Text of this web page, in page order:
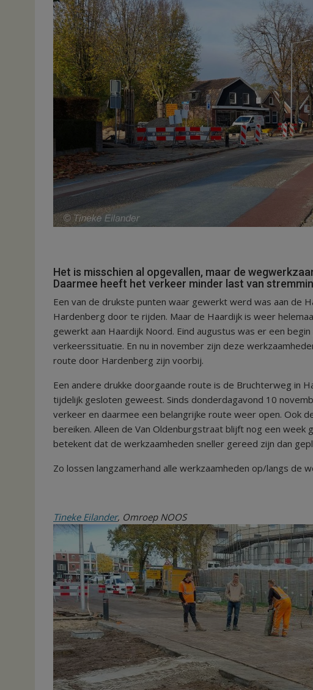
Het is misschien al opgevallen, maar de
Daarmee heeft het verkeer minder last van
Een van de drukste punten waar gewerkt werd was aan de
Hardenberg door te rijden. Maar de Haardijk is weer
gewerkt aan Haardijk Noord. Eind augustus was er een
verkeerssituatie. En nu in november zijn deze
route door Hardenberg zijn voorbij.
Een andere drukke doorgaande route is de Bruchterweg in
tijdelijk gesloten geweest. Sinds donderdagavond 10
verkeer en daarmee een belangrijke route weer open. Ook
bereiken. Alleen de Van Oldenburgstraat blijft nog een
betekent dat de werkzaamheden sneller gereed zijn dan
Zo lossen langzamerhand alle werkzaamheden op/langs de
Tineke Eilander, Omroep NOOS